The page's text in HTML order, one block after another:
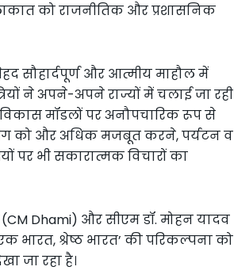
को राजनीतिक और प्रशासनिक
सौहार्दपूर्ण और आत्मीय माहौल में
ने अपने-अपने राज्यों में चलाई जा रही
मॉडलों पर अनौपचारिक रूप से
को और अधिक मजबूत करने, पर्यटन व
पर भी सकारात्मक विचारों का
Dhami) और सीएम डॉ. मोहन यादव
भारत, श्रेष्ठ भारत’ की परिकल्पना को
जा रहा है।